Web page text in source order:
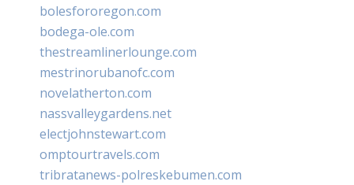
bolesfororegon.com
bodega-ole.com
thestreamlinerlounge.com
mestrinorubanofc.com
novelatherton.com
nassvalleygardens.net
electjohnstewart.com
omptourtravels.com
tribratanews-polreskebumen.com